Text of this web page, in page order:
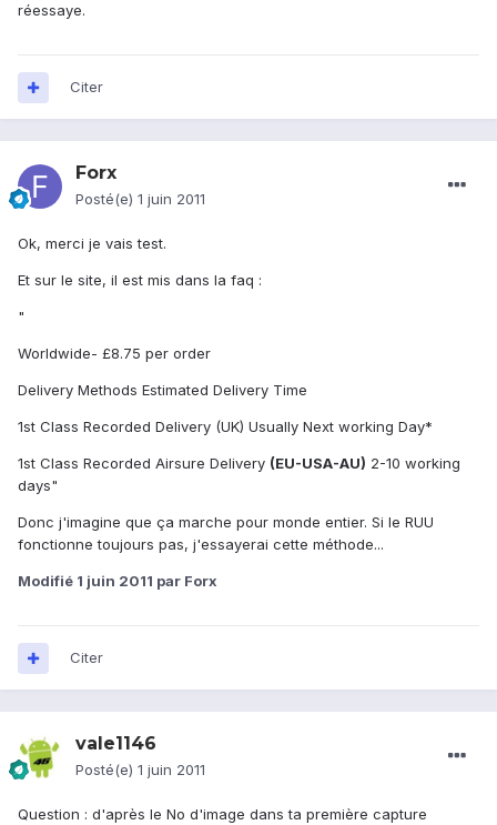
réessaye.
Citer
Forx
Posté(e) 1 juin 2011
Ok, merci je vais test.
Et sur le site, il est mis dans la faq :
"
Worldwide- £8.75 per order
Delivery Methods Estimated Delivery Time
1st Class Recorded Delivery (UK) Usually Next working Day*
1st Class Recorded Airsure Delivery (EU-USA-AU) 2-10 working
days"
Donc j'imagine que ça marche pour monde entier. Si le RUU
fonctionne toujours pas, j'essayerai cette méthode...
Modifié 1 juin 2011 par Forx
Citer
vale1146
Posté(e) 1 juin 2011
Question : d'après le No d'image dans ta première capture